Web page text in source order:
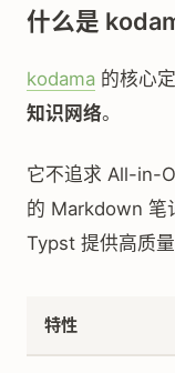
什么是
kodama 的核心
知识网络。
它不追求 All-in-
的 Markdown 笔
Typst 提供高质量
特性